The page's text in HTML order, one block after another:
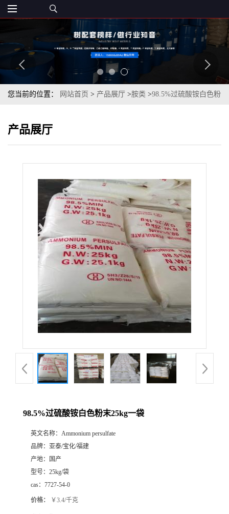
您当前的位置： 网站首页 > 产品展厅 >胺类 >98.5%过硫酸铵白色粉
产品展厅
98.5%过硫酸铵白色粉末25kg一袋
英文名称： Ammonium persulfate
品牌： 亚泰/宝化/福建
产地：
国产
型号： 25kg/袋
cas： 7727-54-0
价格： ￥3.4/千克